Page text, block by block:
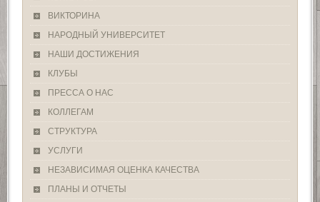
ВИКТОРИНА
НАРОДНЫЙ УНИВЕРСИТЕТ
НАШИ ДОСТИЖЕНИЯ
КЛУБЫ
ПРЕССА О НАС
КОЛЛЕГАМ
СТРУКТУРА
УСЛУГИ
НЕЗАВИСИМАЯ ОЦЕНКА КАЧЕСТВА
ПЛАНЫ И ОТЧЕТЫ